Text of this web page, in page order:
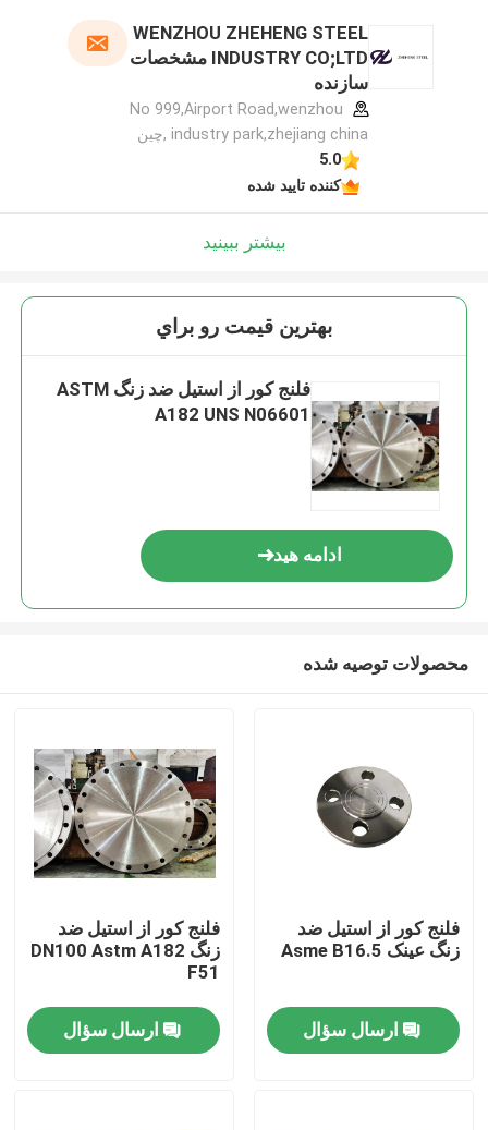
محصولات
WENZHOU ZHEHENG STEEL
INDUSTRY CO;LTD مشخصات
سازنده
No 999,Airport Road,wenzhou
industry park,zhejiang china ,چین
5.0
کننده تایید شده
بیشتر ببینید
بهترين قيمت رو براي
فلنج کور از استیل ضد زنگ ASTM
A182 UNS N06601
ادامه هید
محصولات توصیه شده
فلنج کور از استیل ضد
زنگ عینک Asme B16.5
ارسال سؤال
فلنج کور از استیل ضد
زنگ DN100 Astm A182
F51
ارسال سؤال